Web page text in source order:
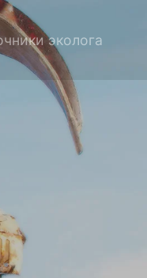
эколога